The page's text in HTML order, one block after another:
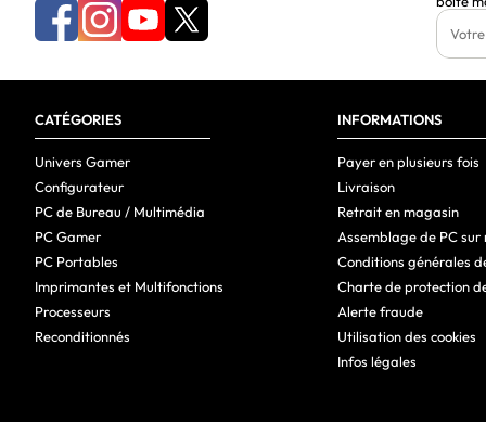
Entrée audio
Sortie casque audio
Entrée DC
Ergonomie
Montage VESA
Norme VESA
Port de câble antivol
Type d'emplacement de verrouillage de câble
Angle d'inclinaison
CATÉGORIES
Univers Gamer
Configurateur
PC de Bureau / Multimédia
PC Gamer
PC Portables
Imprimantes et Multifonctions
Processeurs
Reconditionnés
INFORMATIONS
Payer en plusieurs fois
Livraison
Retrait en magasin
Assemblage de PC sur
Conditions générales
Charte de protection
Alerte fraude
Utilisation des cookies
Infos légales